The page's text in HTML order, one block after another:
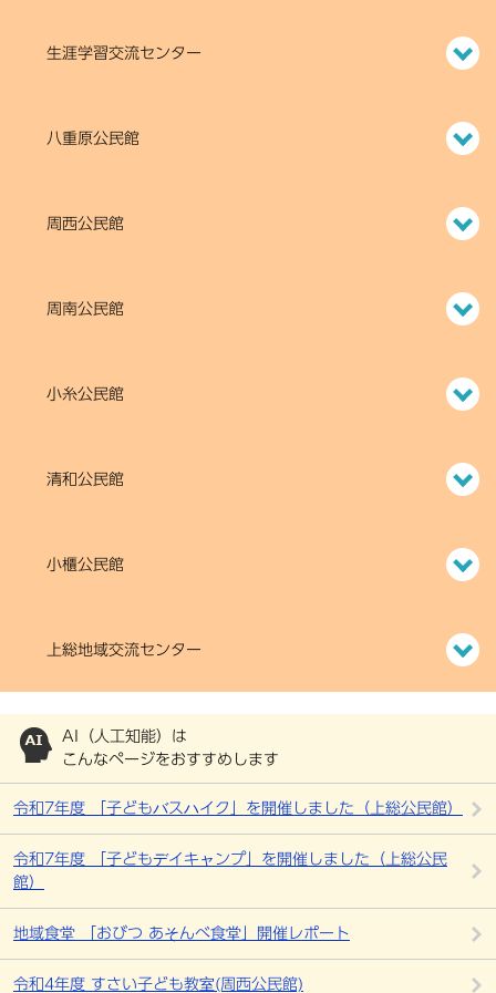
生涯学習交流センター
八重原公民館
周西公民館
周南公民館
小糸公民館
清和公民館
小櫃公民館
上総地域交流センター
AI（人工知能）は
こんなページをおすすめします
令和7年度 「子どもバスハイク」を開催しました（上総公民館）
令和7年度 「子どもデイキャンプ」を開催しました（上総公民
館）
地域食堂 「おびつ あそんべ食堂」開催レポート
令和4年度 すさい子ども教室(周西公民館)